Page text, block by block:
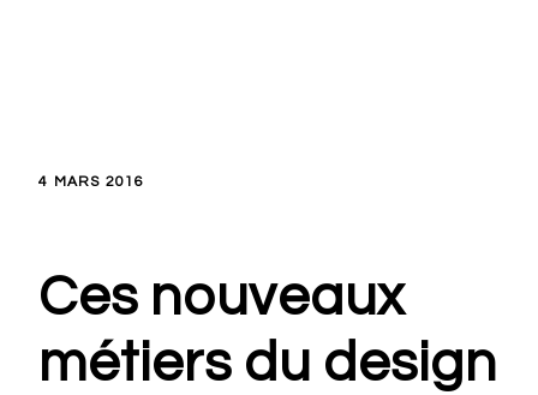
4 MARS 2016
Ces nouveaux
métiers du design